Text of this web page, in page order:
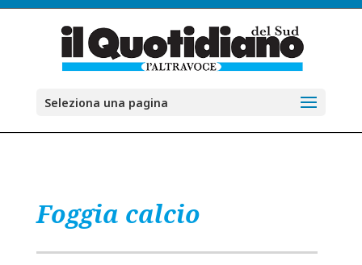
Seleziona una pagina
Foggia calcio